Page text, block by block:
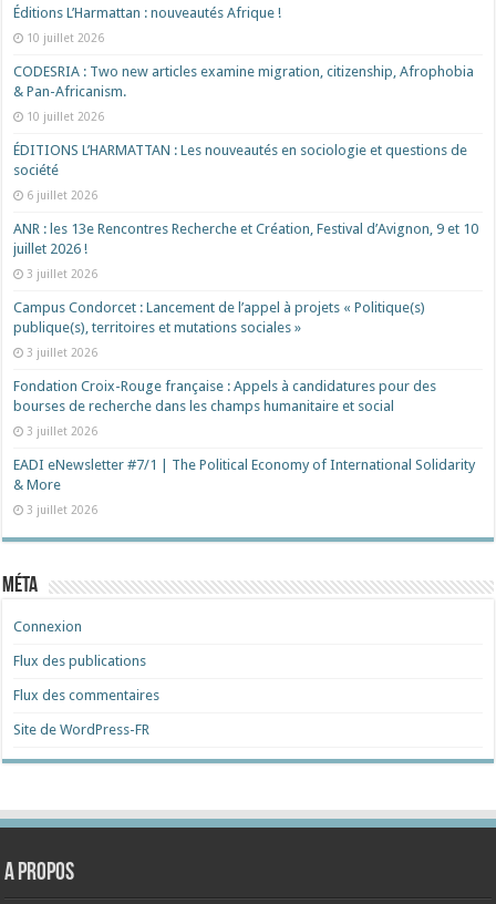
Éditions L’Harmattan : nouveautés Afrique !​
10 juillet 2026
CODESRIA : Two new articles examine migration, citizenship, Afrophobia
& Pan-Africanism.
10 juillet 2026
ÉDITIONS L’HARMATTAN : Les nouveautés en sociologie et questions de
société
6 juillet 2026
ANR : les 13e Rencontres Recherche et Création, Festival d’Avignon, 9 et 10
juillet 2026 !
3 juillet 2026
Campus Condorcet : Lancement de l’appel à projets « Politique(s)
publique(s), territoires et mutations sociales »
3 juillet 2026
Fondation Croix-Rouge française : Appels à candidatures pour des
bourses de recherche dans les champs humanitaire et social
3 juillet 2026
EADI eNewsletter #7/1 | The Political Economy of International Solidarity
& More
3 juillet 2026
Méta
Connexion
Flux des publications
Flux des commentaires
Site de WordPress-FR
A propos